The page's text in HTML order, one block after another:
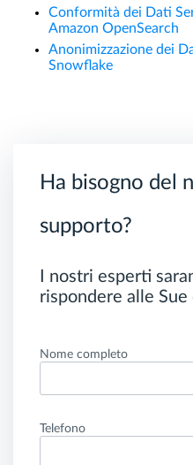
Conformità dei Dati
Amazon OpenSearch
Anonimizzazione dei
Snowflake
Ha bisogno del
supporto?
I nostri esperti
rispondere alle Sue
Nome completo
Telefono